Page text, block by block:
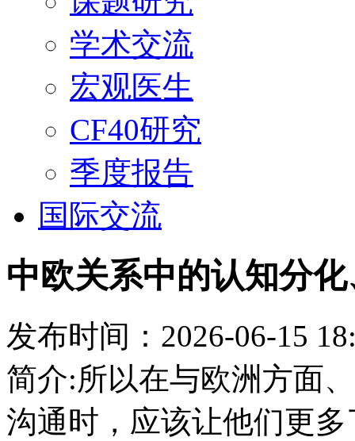
学术交流
宏观医生
CF40研究
季度报告
国际交流
中欧关系中的认知分
发布时间：2026-06-15
简介:所以在与欧洲方面
沟通时，应该让他们更